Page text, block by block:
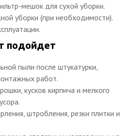
мешок для сухой уборки.
уборки (при необходимости).
подойдет
пыли после штукатурки,
работ.
кусков кирпича и мелкого
штробления, резки плитки и